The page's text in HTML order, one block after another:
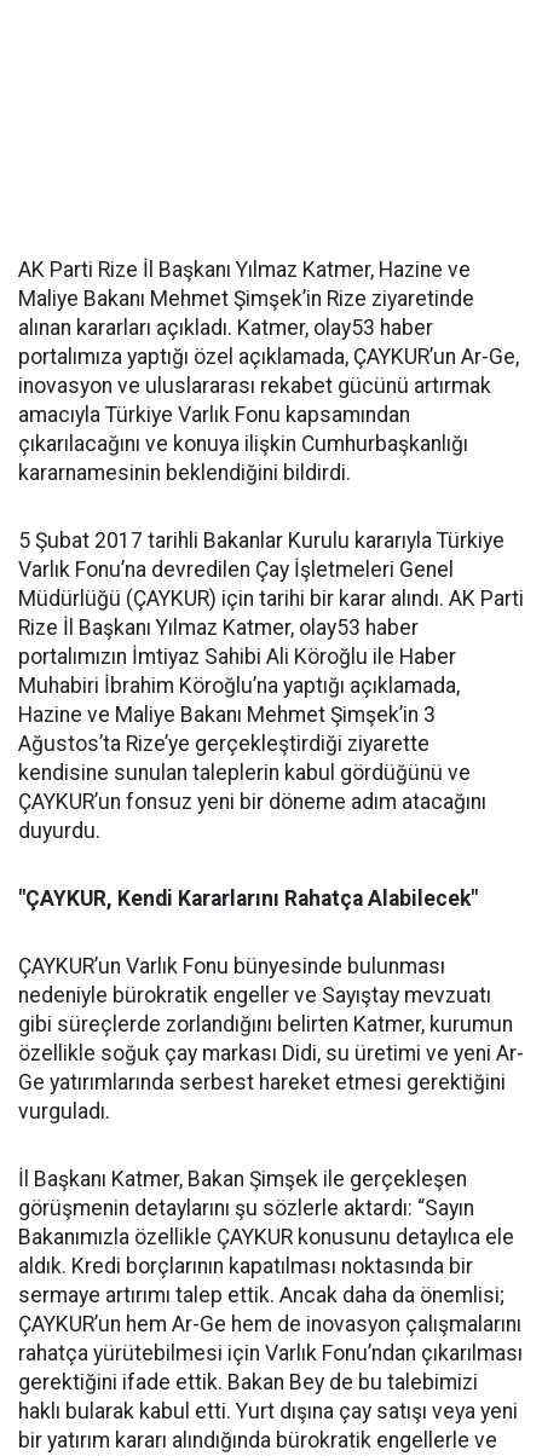
AK Parti Rize İl Başkanı Yılmaz Katmer, Hazine ve
Maliye Bakanı Mehmet Şimşek’in Rize ziyaretinde
alınan kararları açıkladı. Katmer, olay53 haber
portalımıza yaptığı özel açıklamada, ÇAYKUR’un Ar-Ge,
inovasyon ve uluslararası rekabet gücünü artırmak
amacıyla Türkiye Varlık Fonu kapsamından
çıkarılacağını ve konuya ilişkin Cumhurbaşkanlığı
kararnamesinin beklendiğini bildirdi.
5 Şubat 2017 tarihli Bakanlar Kurulu kararıyla Türkiye
Varlık Fonu’na devredilen Çay İşletmeleri Genel
Müdürlüğü (ÇAYKUR) için tarihi bir karar alındı. AK Parti
Rize İl Başkanı Yılmaz Katmer, olay53 haber
portalımızın İmtiyaz Sahibi Ali Köroğlu ile Haber
Muhabiri İbrahim Köroğlu’na yaptığı açıklamada,
Hazine ve Maliye Bakanı Mehmet Şimşek’in 3
Ağustos’ta Rize’ye gerçekleştirdiği ziyarette
kendisine sunulan taleplerin kabul gördüğünü ve
ÇAYKUR’un fonsuz yeni bir döneme adım atacağını
duyurdu.
"ÇAYKUR, Kendi Kararlarını Rahatça Alabilecek"
ÇAYKUR’un Varlık Fonu bünyesinde bulunması
nedeniyle bürokratik engeller ve Sayıştay mevzuatı
gibi süreçlerde zorlandığını belirten Katmer, kurumun
özellikle soğuk çay markası Didi, su üretimi ve yeni Ar-
Ge yatırımlarında serbest hareket etmesi gerektiğini
vurguladı.
İl Başkanı Katmer, Bakan Şimşek ile gerçekleşen
görüşmenin detaylarını şu sözlerle aktardı: “Sayın
Bakanımızla özellikle ÇAYKUR konusunu detaylıca ele
aldık. Kredi borçlarının kapatılması noktasında bir
sermaye artırımı talep ettik. Ancak daha da önemlisi;
ÇAYKUR’un hem Ar-Ge hem de inovasyon çalışmalarını
rahatça yürütebilmesi için Varlık Fonu’ndan çıkarılması
gerektiğini ifade ettik. Bakan Bey de bu talebimizi
haklı bularak kabul etti. Yurt dışına çay satışı veya yeni
bir yatırım kararı alındığında bürokratik engellerle ve